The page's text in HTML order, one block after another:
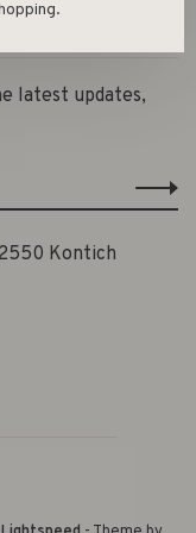
latest updates,
Kontich